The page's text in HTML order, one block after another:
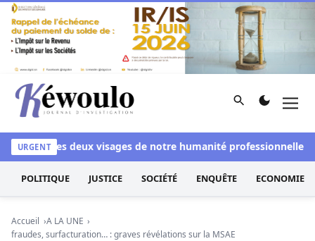
Aller au contenu
Kéwoulo, le premier site d'information et d'investigation
Rechercher
URGENT
Les deux visages de notre humanité professionnelle :
POLITIQUE JUSTICE SOCIÉTÉ ENQUÊTE ECONOMIE
Accueil
A LA UNE
fraudes, surfacturation… : graves révélations sur la MSAE